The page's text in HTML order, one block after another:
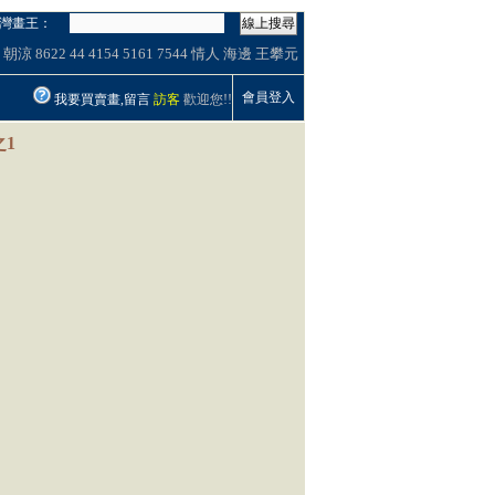
畫王：
線上搜尋
朝涼 8622 44 4154 5161 7544 情人 海邊 王攀元
我要買賣畫,留言 訪客 歡迎您!! 會員登入
1